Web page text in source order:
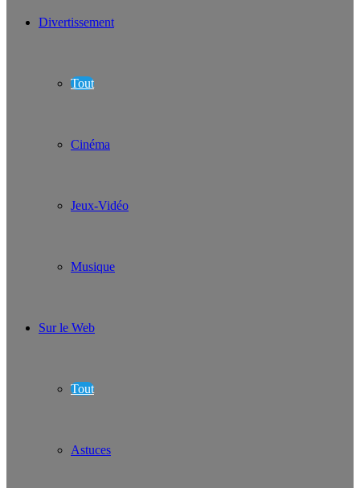
Divertissement
Tout
Cinéma
Jeux-Vidéo
Musique
Sur le Web
Tout
Astuces